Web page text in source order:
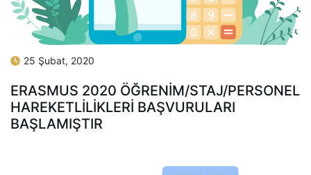
25 Şubat, 2020
ERASMUS 2020 ÖĞRENİM/STAJ/PERSONEL
HAREKETLİLİKLERİ BAŞVURULARI
BAŞLAMIŞTIR